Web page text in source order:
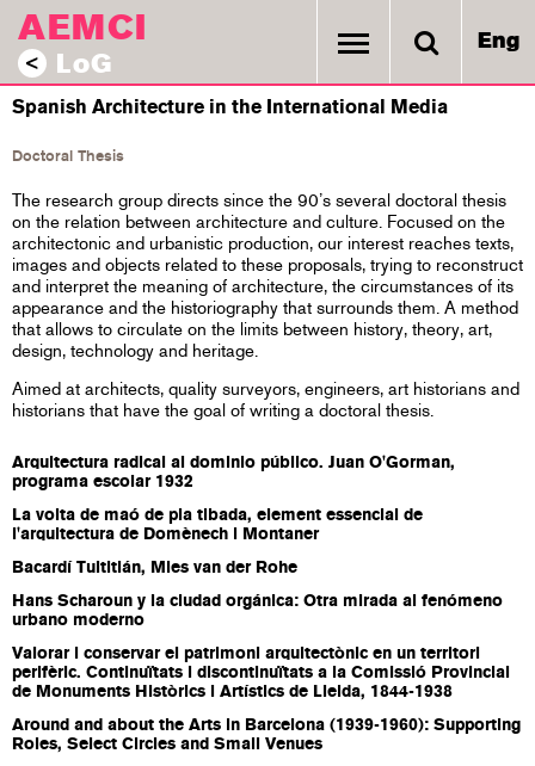
AEMCI
< LoG
Eng
Spanish Architecture in the International Media
Doctoral Thesis
The research group directs since the 90’s several doctoral thesis
on the relation between architecture and culture. Focused on the
architectonic and urbanistic production, our interest reaches texts,
images and objects related to these proposals, trying to reconstruct
and interpret the meaning of architecture, the circumstances of its
appearance and the historiography that surrounds them. A method
that allows to circulate on the limits between history, theory, art,
design, technology and heritage.
Aimed at architects, quality surveyors, engineers, art historians and
historians that have the goal of writing a doctoral thesis.
Arquitectura radical al dominio público. Juan O'Gorman,
programa escolar 1932
La volta de maó de pla tibada, element essencial de
l'arquitectura de Domènech i Montaner
Bacardí Tultitlán, Mies van der Rohe
Hans Scharoun y la ciudad orgánica: Otra mirada al fenómeno
urbano moderno
Valorar i conservar el patrimoni arquitectònic en un territori
perifèric. Continuïtats i discontinuïtats a la Comissió Provincial
de Monuments Històrics i Artístics de Lleida, 1844-1938
Around and about the Arts in Barcelona (1939-1960): Supporting
Roles, Select Circles and Small Venues